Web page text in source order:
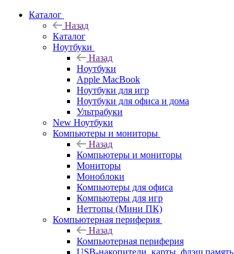
Каталог
Назад
Каталог
Ноутбуки
Назад
Ноутбуки
Apple MacBook
Ноутбуки для игр
Ноутбуки для офиса и дома
Ультрабуки
New Ноутбуки
Компьютеры и мониторы
Назад
Компьютеры и мониторы
Мониторы
Моноблоки
Компьютеры для офиса
Компьютеры для игр
Неттопы (Мини ПК)
Компьютерная периферия
Назад
Компьютерная периферия
USB-накопители, карты, флэш память